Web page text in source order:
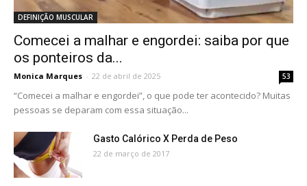
DEFINIÇÃO MUSCULAR
Comecei a malhar e engordei: saiba por que
os ponteiros da...
Monica Marques - 22 de abril de 2025 53
“Comecei a malhar e engordei”, o que pode ter acontecido? Muitas
pessoas se deparam com essa situação...
Gasto Calórico X Perda de Peso
22 de março de 2017